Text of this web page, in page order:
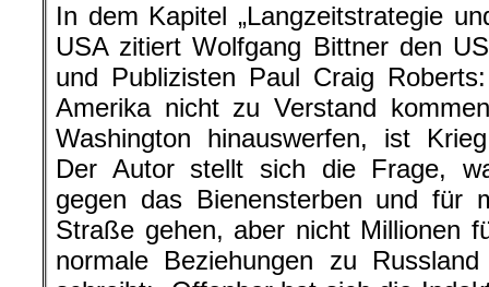
In dem Kapitel „Langzeitstrategie
USA zitiert Wolfgang Bittner den
und Publizisten Paul Craig
Amerika nicht zu Verstand
Washington hinauswerfen, ist
Der Autor stellt sich die Frage,
gegen das Bienensterben und für
Straße gehen, aber nicht Millionen
normale Beziehungen zu